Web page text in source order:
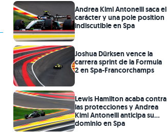
Andrea Kimi Antonelli saca el
carácter y una pole position
indiscutible en Spa
Joshua Dürksen vence la
carrera sprint de la Formula
2 en Spa-Francorchamps
Lewis Hamilton acaba contra
las protecciones y Andrea
Kimi Antonelli anticipa su
dominio en Spa